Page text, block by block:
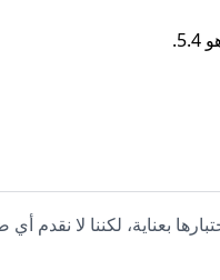
بعناية، لكننا لا